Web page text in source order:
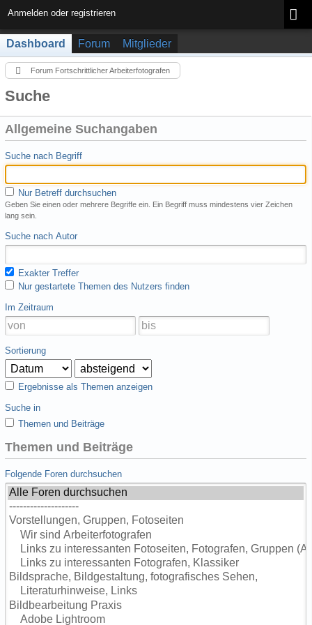
Anmelden oder registrieren
Dashboard Forum Mitglieder
Forum Fortschrittlicher Arbeiterfotografen
Suche
Allgemeine Suchangaben
Suche nach Begriff
Nur Betreff durchsuchen
Geben Sie einen oder mehrere Begriffe ein. Ein Begriff muss mindestens vier Zeichen
lang sein.
Suche nach Autor
Exakter Treffer
Nur gestartete Themen des Nutzers finden
Im Zeitraum
Sortierung
Ergebnisse als Themen anzeigen
Suche in
Themen und Beiträge
Themen und Beiträge
Folgende Foren durchsuchen